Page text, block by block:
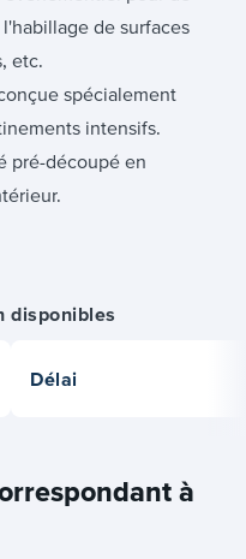
de surfaces
etc.
spécialement
intensifs.
pré-découpé en
disponibles
Délai
à